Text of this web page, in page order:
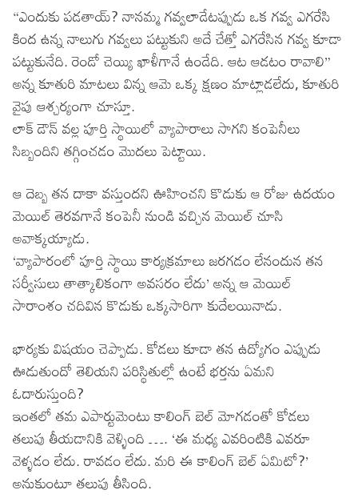
“ఎందుకు పడతాయ్? నానమ్మ గవ్వలాడేటప్పుడు ఒక గవ్వ ఎగరేసి
కింద ఉన్న నాలుగు గవ్వలు పట్టుకుని అదే చేత్తో ఎగరేసిన గవ్వ కూడా
పట్టుకునేది. రెండో చెయ్యి ఖాళీగానే ఉండేది. ఆట ఆడటం రావాలి”
అన్న కూతురి మాటలు విన్న ఆమె ఒక్క క్షణం మాట్లాడలేదు, కూతురి
వైపు ఆశ్చర్యంగా చూస్తూ.
లాక్ డౌన్ వల్ల పూర్తి స్థాయిలో వ్యాపారాలు సాగని కంపెనీలు
సిబ్బందిని తగ్గించడం మొదలు పెట్టాయి.
ఆ దెబ్బ తన దాకా వస్తుందని ఊహించని కొడుకు ఆ రోజు ఉదయం
మెయిల్ తెరవగానే కంపెనీ నుండి వచ్చిన మెయిల్ చూసి
అవాక్కయ్యాడు.
‘వ్యాపారంలో పూర్తి స్థాయి కార్యక్రమాలు జరగడం లేనందున తన
సర్వీసులు తాత్కాలికంగా అవసరం లేదు’ అన్న ఆ మెయిల్
సారాంశం చదివిన కొడుకు ఒక్కసారిగా కుదేలయినాడు.
భార్యకు విషయం చెప్పాడు. కోడలు కూడా తన ఉద్యోగం ఎప్పుడు
ఊడుతుందో తెలియని పరిస్థితుల్లో ఉంటే భర్తను ఏమని
ఓదారుస్తుంది?
ఇంతలో తమ ఎపార్టుమెంటు కాలింగ్ బెల్ మోగడంతో కోడలు
తలుపు తీయడానికి వెళ్ళింది …. ‘ఈ మధ్య ఎవరింటికి ఎవరూ
వెళ్ళడం లేదు. రావడం లేదు. మరి ఈ కాలింగ్ బెల్ ఏమిటో?’
అనుకుంటూ తలుపు తీసింది.